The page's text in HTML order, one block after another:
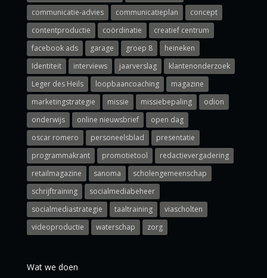
communicatie-advies
communicatieplan
concept
contentproductie
coördinatie
creatief centrum
facebook ads
garage groep 8
heineken
Identiteit
interviews jaarverslag
klantenonderzoek
Leger des Heils
loopbaancoaching
magazine
marketingstrategie
missie missiebepaling
odion
onderwijs
online nieuwsbrief
open dag
oscar romero
personeelsblad
presentatie
programmakrant
promotietool
redactievergadering
retailmagazine
sanoma
scholengemeenschap
schrijftraining
socialmediabeheer
socialmediastrategie
taaltraining
viascholten
videoproductie
waterschap zorg
Wat we doen